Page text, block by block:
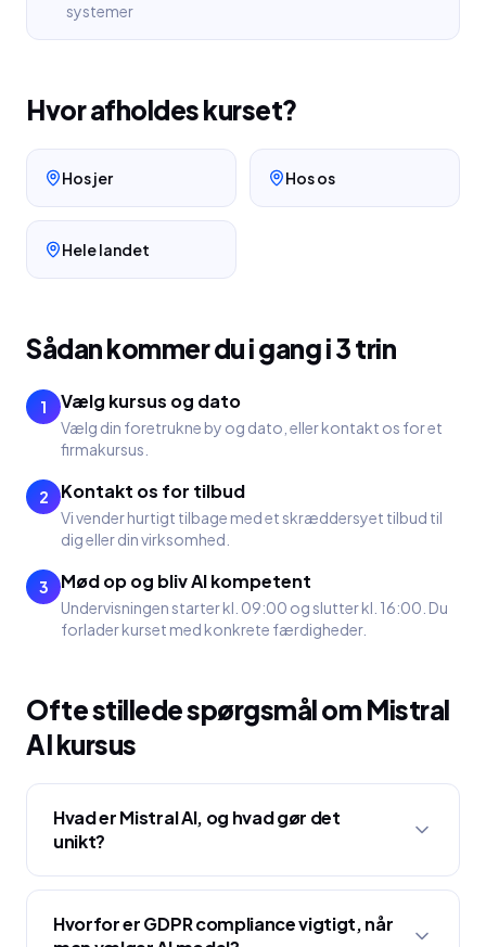
systemer
Hvor afholdes kurset?
Hos jer Hos os
Hele landet
Sådan kommer du i gang i 3 trin
1 Vælg kursus og dato
Vælg din foretrukne by og dato, eller kontakt os for et
firmakursus.
2 Kontakt os for tilbud
Vi vender hurtigt tilbage med et skræddersyet tilbud til
dig eller din virksomhed.
3 Mød op og bliv AI kompetent
Undervisningen starter kl. 09:00 og slutter kl. 16:00. Du
forlader kurset med konkrete færdigheder.
Ofte stillede spørgsmål om Mistral
AI kursus
Hvad er Mistral AI, og hvad gør det
unikt?
Hvorfor er GDPR compliance vigtigt, når